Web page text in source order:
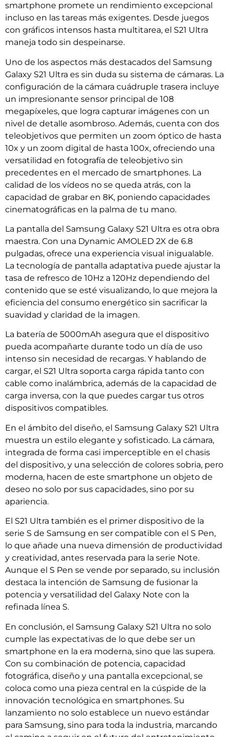
smartphone promete un rendimiento excepcional
incluso en las tareas más exigentes. Desde juegos
con gráficos intensos hasta multitarea, el S21 Ultra
maneja todo sin despeinarse.
Uno de los aspectos más destacados del Samsung
Galaxy S21 Ultra es sin duda su sistema de cámaras. La
configuración de la cámara cuádruple trasera incluye
un impresionante sensor principal de 108
megapíxeles, que logra capturar imágenes con un
nivel de detalle asombroso. Además, cuenta con dos
teleobjetivos que permiten un zoom óptico de hasta
10x y un zoom digital de hasta 100x, ofreciendo una
versatilidad en fotografía de teleobjetivo sin
precedentes en el mercado de smartphones. La
calidad de los vídeos no se queda atrás, con la
capacidad de grabar en 8K, poniendo capacidades
cinematográficas en la palma de tu mano.
La pantalla del Samsung Galaxy S21 Ultra es otra obra
maestra. Con una Dynamic AMOLED 2X de 6.8
pulgadas, ofrece una experiencia visual inigualable.
La tecnología de pantalla adaptativa puede ajustar la
tasa de refresco de 10Hz a 120Hz dependiendo del
contenido que se esté visualizando, lo que mejora la
eficiencia del consumo energético sin sacrificar la
suavidad y claridad de la imagen.
La batería de 5000mAh asegura que el dispositivo
pueda acompañarte durante todo un día de uso
intenso sin necesidad de recargas. Y hablando de
cargar, el S21 Ultra soporta carga rápida tanto con
cable como inalámbrica, además de la capacidad de
carga inversa, con la que puedes cargar tus otros
dispositivos compatibles.
En el ámbito del diseño, el Samsung Galaxy S21 Ultra
muestra un estilo elegante y sofisticado. La cámara,
integrada de forma casi imperceptible en el chasis
del dispositivo, y una selección de colores sobria, pero
moderna, hacen de este smartphone un objeto de
deseo no solo por sus capacidades, sino por su
apariencia.
El S21 Ultra también es el primer dispositivo de la
serie S de Samsung en ser compatible con el S Pen,
lo que añade una nueva dimensión de productividad
y creatividad, antes reservada para la serie Note.
Aunque el S Pen se vende por separado, su inclusión
destaca la intención de Samsung de fusionar la
potencia y versatilidad del Galaxy Note con la
refinada línea S.
En conclusión, el Samsung Galaxy S21 Ultra no solo
cumple las expectativas de lo que debe ser un
smartphone en la era moderna, sino que las supera.
Con su combinación de potencia, capacidad
fotográfica, diseño y una pantalla excepcional, se
coloca como una pieza central en la cúspide de la
innovación tecnológica en smartphones. Su
lanzamiento no solo establece un nuevo estándar
para Samsung, sino para toda la industria, marcando